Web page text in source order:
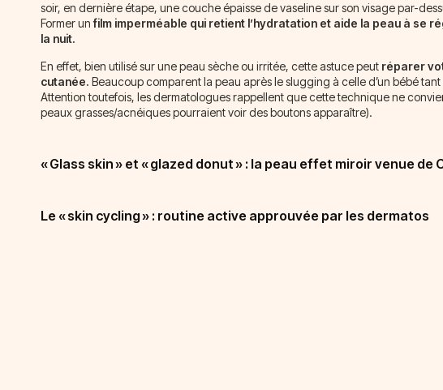
soir, en dernière étape, une couche épaisse de vaseline sur son visage par-
Former un film imperméable qui retient l’hydratation et aide la peau à se
la nuit.
En effet, bien utilisé sur une peau sèche ou irritée, cette astuce peut réparer
cutanée. Beaucoup comparent la peau après le slugging à celle d’un bébé tant
Attention toutefois, les dermatologues rappellent que cette technique ne
peaux grasses/acnéiques pourraient voir des boutons apparaître).
« Glass skin » et « glazed donut » : la peau effet miroir venue de
Le « skin cycling » : routine active approuvée par les dermatos